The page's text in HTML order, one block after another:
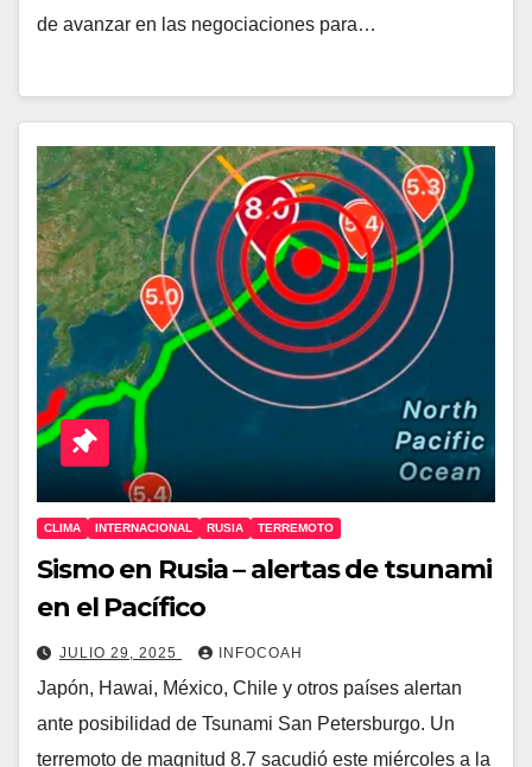
de avanzar en las negociaciones para…
CLIMA INTERNACIONAL RUSIA TERREMOTO
Sismo en Rusia – alertas de tsunami
en el Pacífico
JULIO 29, 2025 INFOCOAH
Japón, Hawai, México, Chile y otros países alertan
ante posibilidad de Tsunami San Petersburgo. Un
terremoto de magnitud 8.7 sacudió este miércoles a la